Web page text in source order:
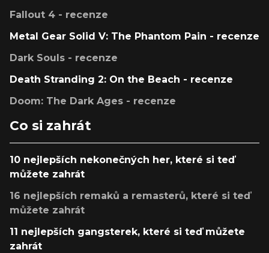
Fallout 4 - recenze
Metal Gear Solid V: The Phantom Pain - recenze
Dark Souls - recenze
Death Stranding 2: On the Beach - recenze
Doom: The Dark Ages - recenze
Co si zahrát
10 nejlepších nekonečných her, které si teď
můžete zahrát
16 nejlepších remaků a remasterů, které si teď
můžete zahrát
11 nejlepších gangsterek, které si teď můžete
zahrát